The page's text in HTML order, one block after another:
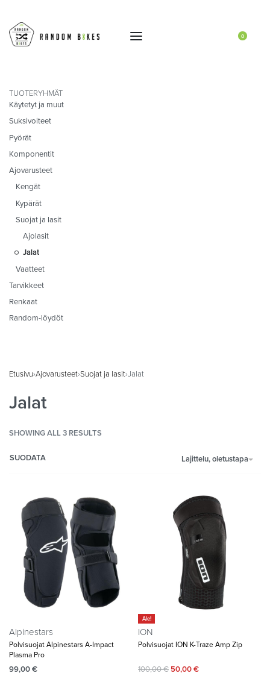
0
TUOTERYHMÄT
Käytetyt ja muut
Suksivoiteet
Pyörät
Komponentit
Ajovarusteet
Kengät
Kypärät
Suojat ja lasit
Ajolasit
Jalat
Vaatteet
Tarvikkeet
Renkaat
Random-löydöt
Etusivu›Ajovarusteet›Suojat ja lasit›Jalat
Jalat
SHOWING ALL 3 RESULTS
Lajittelu, oletustapa
SUODATA
Alpinestars
Polvisuojat Alpinestars A-Impact
Plasma Pro
99,00€
Ale!
ION
Polvisuojat ION K-Traze Amp Zip
100,00€ 50,00€